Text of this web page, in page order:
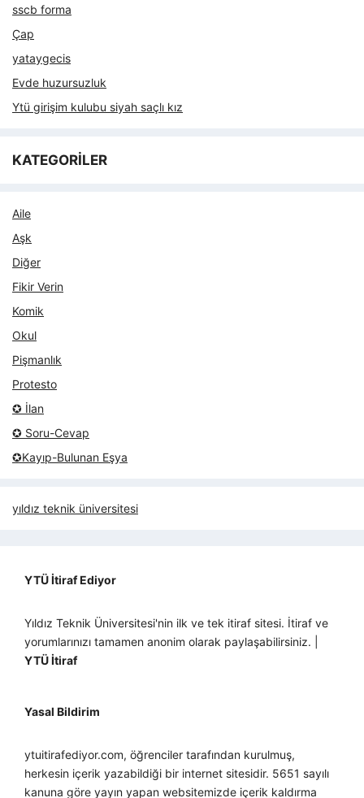
sscb forma
Çap
yataygecis
Evde huzursuzluk
Ytü girişim kulubu siyah saçlı kız
KATEGORİLER
Aile
Aşk
Diğer
Fikir Verin
Komik
Okul
Pişmanlık
Protesto
✪ İlan
✪ Soru-Cevap
✪Kayıp-Bulunan Eşya
yıldız teknik üniversitesi
YTÜ İtiraf Ediyor
Yıldız Teknik Üniversitesi'nin ilk ve tek itiraf sitesi. İtiraf ve
yorumlarınızı tamamen anonim olarak paylaşabilirsiniz. |
YTÜ İtiraf
Yasal Bildirim
ytuitirafediyor.com, öğrenciler tarafından kurulmuş,
herkesin içerik yazabildiği bir internet sitesidir. 5651 sayılı
kanuna göre yayın yapan websitemizde içerik kaldırma